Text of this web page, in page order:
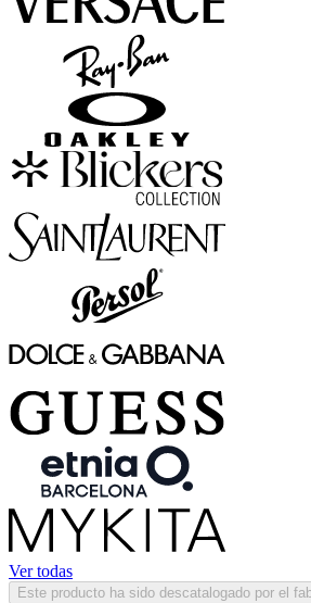
Ver todas
Este producto ha sido descatalogado por el